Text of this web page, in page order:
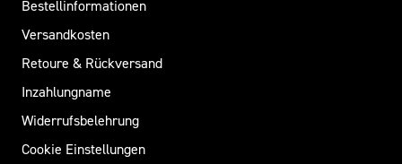
Bestellinformationen
Versandkosten
Retoure & Rückversand
Inzahlungname
Widerrufsbelehrung
Cookie Einstellungen